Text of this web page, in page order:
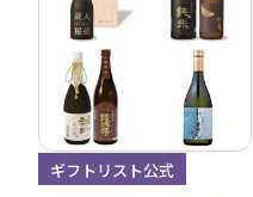
ギフトリスト公式